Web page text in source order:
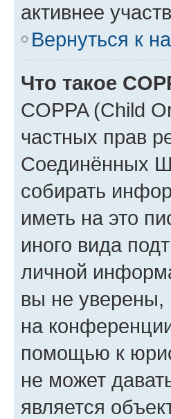
активнее
Вернуться к
Что такое
COPPA (Child
частных прав
Соединённых
собирать
иметь на это
иного вида
личной
вы не уверены,
на
помощью к
не может
является